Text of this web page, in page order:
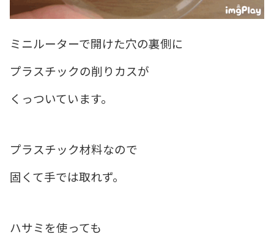
ミニルーターで開けた穴の裏側に
プラスチックの削りカスが
くっついています。
プラスチック材料なので
固くて手では取れず。
ハサミを使っても